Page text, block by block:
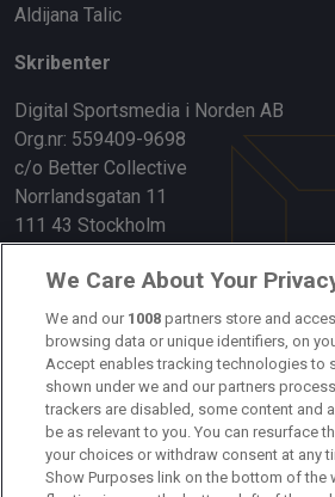
Aldijana Talic
Skribenter
Digital Sportsmedia i Norden AB
Org.nr: 559409-9698
c/o Better Collective
Norrlandsgatan 11
111 43 Stockholm
Länkar
Om oss
Kontakta oss
Kundtjänst
Sponsor: Rekatochklart
We Care About Your
We and our 1008 partners store and
browsing data or unique identifiers, on
Accept enables tracking technologies to
shown under we and our partners
trackers are disabled, some content and
be as relevant to you. You can resurface
your choices or withdraw consent at any
Show Purposes link on the bottom of the